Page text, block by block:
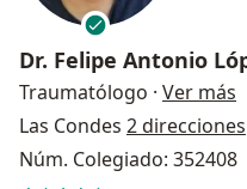
Dr. Felipe Antonio
Traumatólogo · Ver más
Las Condes 2 direcciones
Núm. Colegiado: 352408